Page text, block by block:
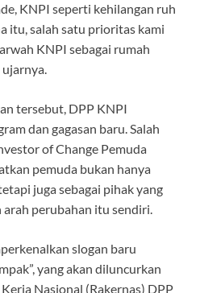
KNPI seperti kehilangan ruh
itu, salah satu prioritas kami
KNPI sebagai rumah
ujarnya.
tersebut, DPP KNPI
dan gagasan baru. Salah
of Change Pemuda
pemuda bukan hanya
juga sebagai pihak yang
perubahan itu sendiri.
slogan baru
yang akan diluncurkan
Nasional (Rakernas) DPP